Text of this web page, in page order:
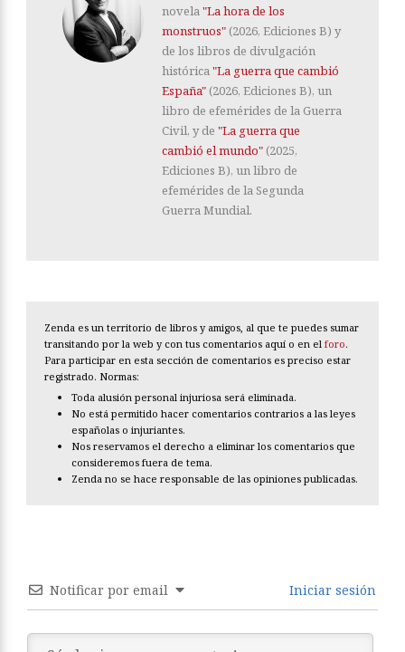
novela"La hora de los
monstruos" (2026, Ediciones B) y
de los libros de divulgación
histórica"La guerra que cambió
España" (2026, Ediciones B), un
libro de efemérides de la Guerra
Civil, y de "La guerra que
cambió el mundo" (2025,
Ediciones B), un libro de
efemérides de la Segunda
Guerra Mundial.
Zenda es un territorio de libros y amigos, al que te puedes sumar
transitando por la web y con tus comentarios aquí o en el foro.
Para participar en esta sección de comentarios es preciso estar
registrado. Normas:
Toda alusión personal injuriosa será eliminada.
No está permitido hacer comentarios contrarios a las leyes
españolas o injuriantes.
Nos reservamos el derecho a eliminar los comentarios que
consideremos fuera de tema.
Zenda no se hace responsable de las opiniones publicadas.
Notificar por email Iniciar sesión